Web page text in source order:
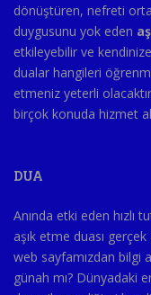
dönüştüren, nefreti
duygusunu yok eden
etkileyebilir ve
dualar hangileri
etmeniz yeterli
birçok konuda hizmet
DUA
Anında etki eden hızlı
aşık etme duası
web sayfamızdan bilgi
günah mı? Dünyadaki